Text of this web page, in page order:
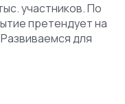
участников. По
претендует на
для